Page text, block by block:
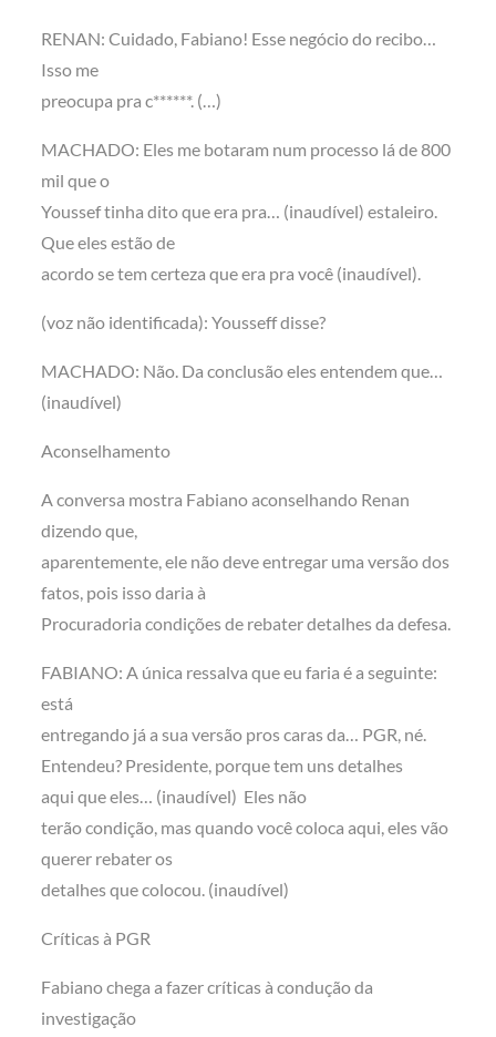
RENAN: Cuidado, Fabiano! Esse negócio do recibo…
Isso me
preocupa pra c******. (…)
MACHADO: Eles me botaram num processo lá de 800
mil que o
Youssef tinha dito que era pra… (inaudível) estaleiro.
Que eles estão de
acordo se tem certeza que era pra você (inaudível).
(voz não identificada): Yousseff disse?
MACHADO: Não. Da conclusão eles entendem que…
(inaudível)
Aconselhamento
A conversa mostra Fabiano aconselhando Renan
dizendo que,
aparentemente, ele não deve entregar uma versão dos
fatos, pois isso daria à
Procuradoria condições de rebater detalhes da defesa.
FABIANO: A única ressalva que eu faria é a seguinte:
está
entregando já a sua versão pros caras da… PGR, né.
Entendeu? Presidente, porque tem uns detalhes
aqui que eles… (inaudível) Eles não
terão condição, mas quando você coloca aqui, eles vão
querer rebater os
detalhes que colocou. (inaudível)
Críticas à PGR
Fabiano chega a fazer críticas à condução da
investigação